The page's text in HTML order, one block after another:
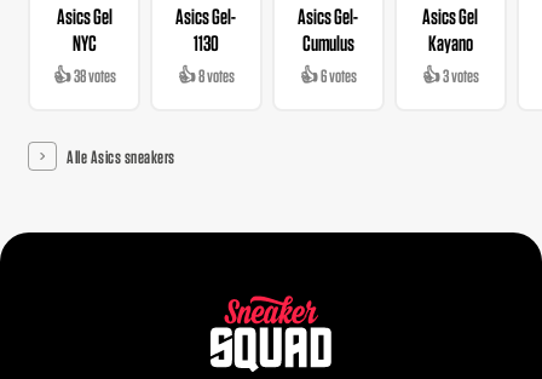
Asics Gel
NYC
👍 38 votes
Asics Gel-
1130
👍 8 votes
Asics Gel-
Cumulus
👍 6 votes
Asics Gel
Kayano
👍 3 votes
Alle Asics sneakers